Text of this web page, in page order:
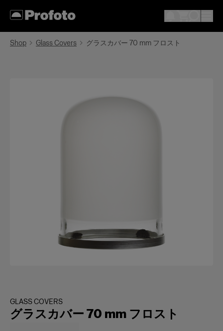
Shop Glass Covers グラスカバー 70 mm フロスト
GLASS COVERS
グラスカバー 70 mm フロスト